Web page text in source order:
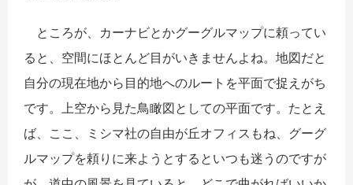
ところが、カーナビとかグーグルマップに頼ってい
ると、空間にほとんど目がいきませんよね。地図だと
自分の現在地から目的地へのルートを平面で捉えがち
です。上空から見た鳥瞰図としての平面です。たとえ
ば、ここ、ミシマ社の自由が丘オフィスもね、グーグ
ルマップを頼りに来ようとするといつも迷うのですが